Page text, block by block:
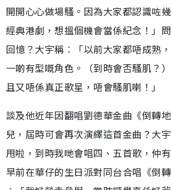
開開心心做場騷。因為大家都認識咗
經典港劇，想搵個機會當係紀念！」
回憶？大宇稱︰「以前大家都唔成熟
一啲有型嘅角色。（到時會否騷肌？
且又唔係真正歌星，唔會騷肌喇！」
談及他近年因翻唱劉德華金曲《倒轉
兒，屆時可會再次演繹這首金曲？大
甩啦，到時我哋會唱四、五首歌，仲
早前在華仔的生日派對同台合唱《倒